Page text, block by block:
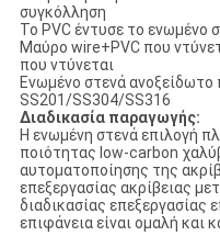
συγκόλληση
Το PVC έντυσε το ενωμένο
Μαύρο wire+PVC που
που ντύνεται
Ενωμένο στενά
SS201/SS304/SS316
Διαδικασία παραγωγής:
Η ενωμένη στενά επιλογή
ποιότητας low-carbon
αυτοματοποίησης της
επεξεργασίας ακρίβειας
διαδικασίας επεξεργασίας
επιφάνεια είναι ομαλή και